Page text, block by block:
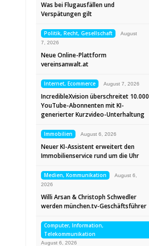
Was bei Flugausfällen und
Verspätungen gilt
Politik, Recht, Gesellschaft
August
7, 2026
Neue Online-Plattform
vereinsanwalt.at
Internet, Ecommerce August 7, 2026
IncredibleXvision überschreitet 10.000
YouTube-Abonnenten mit KI-
generierter Kurzvideo-Unterhaltung
Immobilien August 6, 2026
Neuer KI-Assistent erweitert den
Immobilienservice rund um die Uhr
Medien, Kommunikation
August 6,
2026
Willi Arsan & Christoph Schwedler
werden münchen.tv-Geschäftsführer
Computer, Information,
Telekommunikation
August 6, 2026